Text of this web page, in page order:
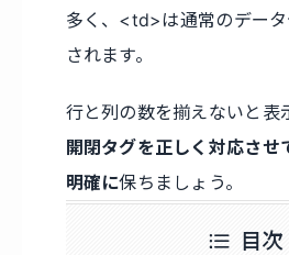
多く、<td>は通常のデー
されます。
行と列の数を揃えないと表
開閉タグを正しく対応させ
明確に保ちましょう。
目次